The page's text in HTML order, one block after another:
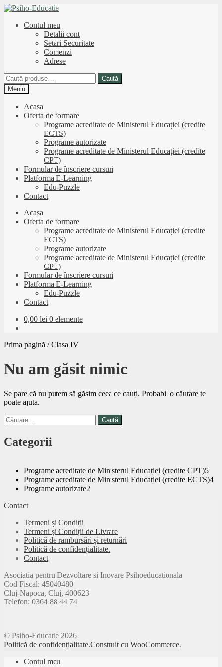
Sari
navigare
Sari
conținutContul meu
Detalii cont
Setari Securitate
Comenzi
Adrese
Caută
după:
Caută
Meniu
Acasa
Oferta de formare
Programe acreditate de Ministerul Educației (credite
ECTS)
Programe autorizate
Programe acreditate de Ministerul Educației (credite
CPT)
Formular de înscriere cursuri
Platforma E-Learning
Edu-Puzzle
Contact
Acasa
Oferta de formare
Programe acreditate de Ministerul Educației (credite
ECTS)
Programe autorizate
Programe acreditate de Ministerul Educației (credite
CPT)
Formular de înscriere cursuri
Platforma E-Learning
Edu-Puzzle
Contact
0,00 lei 0 elemente
Prima pagină /Clasa IV
Nu am găsit nimic
Se pare că nu putem să găsim ceea ce cauți. Probabil o căutare te
poate ajuta.
Caută
după:
Categorii
Programe acreditate de Ministerul Educației (credite CPT)55
Programe acreditate de Ministerul Educației (credite ECTS)44
Programe autorizate2
Contact
Termeni și Condiții
Termeni și Condiții de Livrare
Politică de rambursări și returnări
Politică de confidențialitate.
Contact
Asociatia pentru Dezvoltare si Inovare Psihoeducationala
Cod Fiscal: 45040480
Cluj-Napoca, Cluj, 400623
Telefon: 0364 88 44 74
© Psiho-Educatie 2026
Politică de confidențialitate.Construit cu WooCommerce.
Contul meu